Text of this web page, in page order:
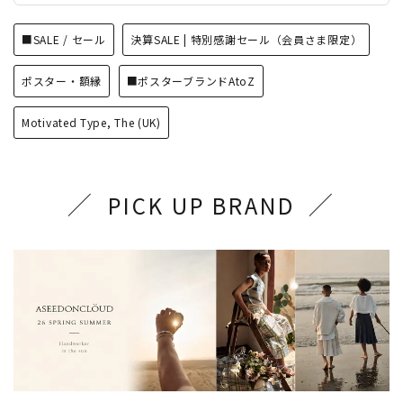
■SALE / セール 決算SALE | 特別感謝セール（会員さま限定）
ポスター・額縁 ■ポスターブランドAtoZ
Motivated Type, The (UK)
PICK UP BRAND